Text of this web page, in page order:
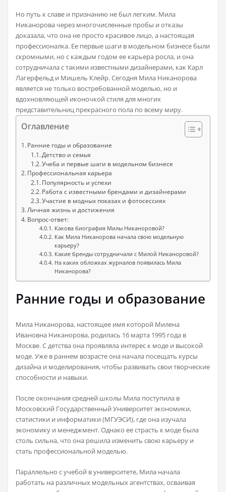
Но путь к славе и признанию не был легким. Мила
Никанорова через многочисленные пробы и отказы
доказала, что она не просто красивое лицо, а настоящая
профессионалка. Ее первые шаги в модельном бизнесе были
скромными, но с каждым годом ее карьера росла, и она
сотрудничала с такими известными дизайнерами, как Карл
Лагерфельд и Мишель Клейр. Сегодня Мила Никанорова
является не только востребованной моделью, но и
вдохновляющей иконочкой стиля для многих
представительниц прекрасного пола по всему миру.
Оглавление
Ранние годы и образование
Детство и семья
Учеба и первые шаги в модельном бизнесе
Профессиональная карьера
Популярность и успехи
Работа с известными брендами и дизайнерами
Участие в модных показах и фотосессиях
Личная жизнь и достижения
Вопрос-ответ:
Какова биография Милы Никаноровой?
Как Мила Никанорова начала свою модельную
карьеру?
Какие бренды сотрудничали с Милой Никаноровой?
На каких обложках журналов появилась Мила
Никанорова?
Ранние годы и образование
Мила Никанорова, настоящее имя которой Милена
Ивановна Никанорова, родилась 16 марта 1995 года в
Москве. С детства она проявляла интерес к моде и высокой
моде. Уже в раннем возрасте она начала посещать курсы
дизайна и моделирования, чтобы развивать свои творческие
способности и навыки.
После окончания средней школы Мила поступила в
Московский Государственный Университет экономики,
статистики и информатики (МГУЭСИ), где она изучала
экономику и менеджмент. Однако ее страсть к моде была
столь сильна, что она решила изменить свою карьеру и
стать профессиональной моделью.
Параллельно с учебой в университете, Мила начала
работать на различных модельных агентствах, осваивая